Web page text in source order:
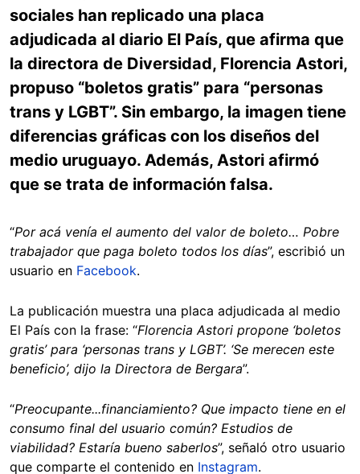
sociales han replicado una placa
adjudicada al diario El País, que afirma que
la directora de Diversidad, Florencia Astori,
propuso “boletos gratis” para “personas
trans y LGBT”. Sin embargo, la imagen tiene
diferencias gráficas con los diseños del
medio uruguayo. Además, Astori afirmó
que se trata de información falsa.
“Por acá venía el aumento del valor de boleto… Pobre
trabajador que paga boleto todos los días”, escribió un
usuario en Facebook.
La publicación muestra una placa adjudicada al medio
El País con la frase: “Florencia Astori propone ‘boletos
gratis’ para ‘personas trans y LGBT’. ‘Se merecen este
beneficio’, dijo la Directora de Bergara”.
“Preocupante...financiamiento? Que impacto tiene en el
consumo final del usuario común? Estudios de
viabilidad? Estaría bueno saberlos”, señaló otro usuario
que comparte el contenido en Instagram.